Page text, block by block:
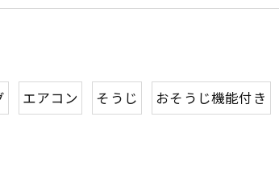
エアコン そうじ おそうじ機能付き